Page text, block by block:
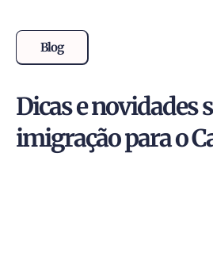
Blog
Dicas e novidades
imigração para o